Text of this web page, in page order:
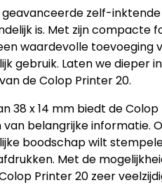
geavanceerde zelf-
is. Met zijn compacte
waardevolle toevoeging
gebruik. Laten we dieper
de Colop Printer 20.
38 x 14 mm biedt de
belangrijke informatie.
boodschap wilt
Met de
Printer 20 zeer